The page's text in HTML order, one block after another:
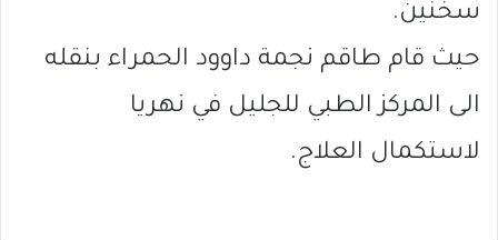
سخنين.
حيث قام طاقم نجمة داوود الحمراء بنقله
الى المركز الطبي للجليل في نهريا
لاستكمال العلاج.